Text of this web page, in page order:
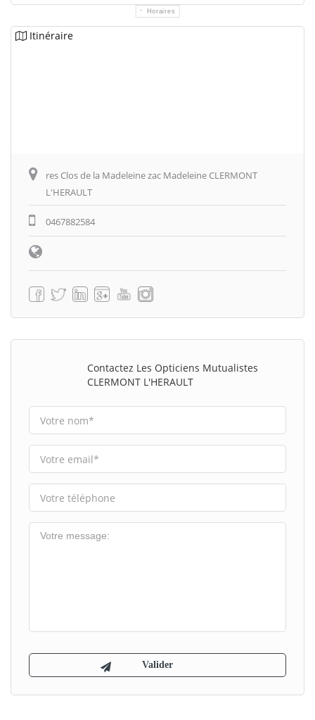
Horaires
Itinéraire
res Clos de la Madeleine zac Madeleine CLERMONT
L'HERAULT
0467882584
Contactez Les Opticiens Mutualistes
CLERMONT L'HERAULT